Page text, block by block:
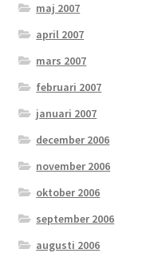
maj 2007
april 2007
mars 2007
februari 2007
januari 2007
december 2006
november 2006
oktober 2006
september 2006
augusti 2006